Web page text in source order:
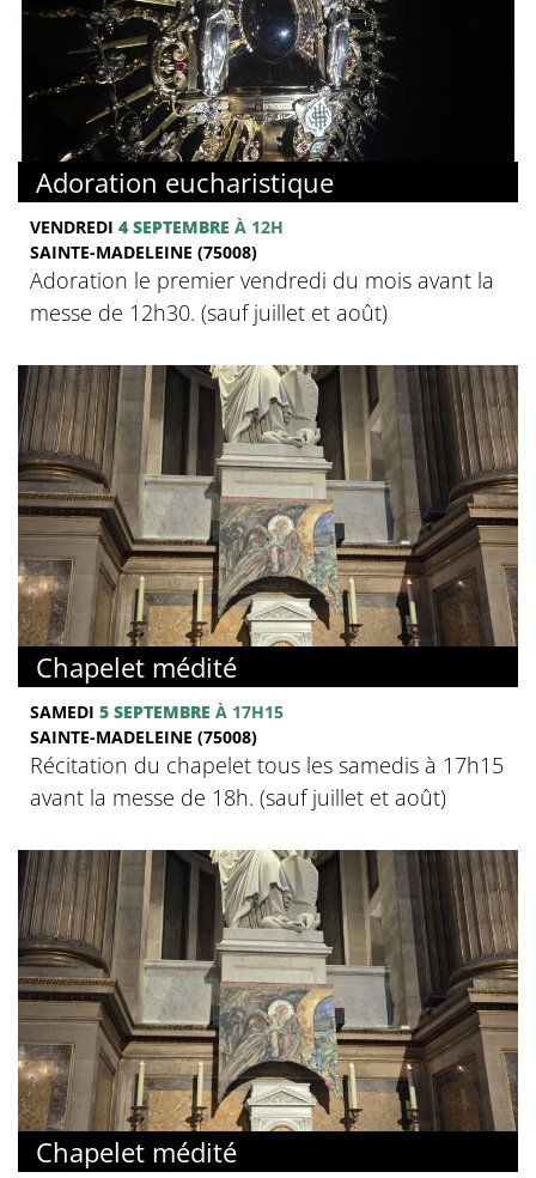
Adoration eucharistique
VENDREDI 4 SEPTEMBRE À 12H
SAINTE-MADELEINE (75008)
Adoration le premier vendredi du mois avant la
messe de 12h30. (sauf juillet et août)
Chapelet médité
SAMEDI 5 SEPTEMBRE À 17H15
SAINTE-MADELEINE (75008)
Récitation du chapelet tous les samedis à 17h15
avant la messe de 18h. (sauf juillet et août)
Chapelet médité